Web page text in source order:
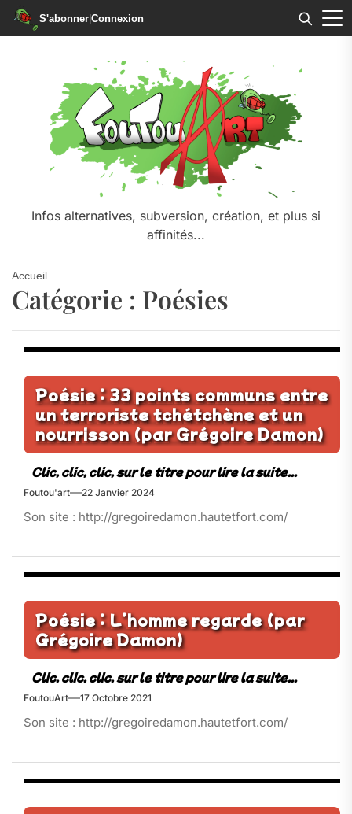
S'abonner|Connexion
Infos alternatives, subversion, création, et plus si
affinités...
Accueil
Catégorie : Poésies
Poésie : 33 points communs entre
un terroriste tchétchène et un
nourrisson (par Grégoire Damon)
Foutou'art 22 Janvier 2024
Son site : http://gregoiredamon.hautetfort.com/
Poésie : L’homme regarde (par
Grégoire Damon)
FoutouArt 17 Octobre 2021
Son site : http://gregoiredamon.hautetfort.com/